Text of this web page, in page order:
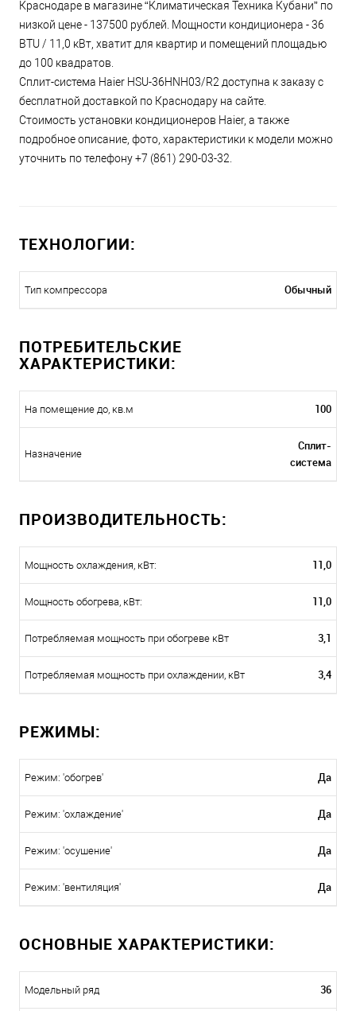
Краснодаре в магазине “Климатическая Техника Кубани” по
низкой цене - 137500 рублей. Мощности кондиционера - 36
BTU / 11,0 кВт, хватит для квартир и помещений площадью
до 100 квадратов.
Сплит-система Haier HSU-36HNH03/R2 доступна к заказу с
бесплатной доставкой по Краснодару на сайте.
Стоимость установки кондиционеров Haier, а также
подробное описание, фото, характеристики к модели можно
уточнить по телефону +7 (861) 290-03-32.
ТЕХНОЛОГИИ:
Тип компрессора Обычный
ПОТРЕБИТЕЛЬСКИЕ
ХАРАКТЕРИСТИКИ:
На помещение до, кв.м 100
Назначение
Сплит-
система
ПРОИЗВОДИТЕЛЬНОСТЬ:
Мощность охлаждения, кВт: 11,0
Мощность обогрева, кВт: 11,0
Потребляемая мощность при обогреве кВт 3,1
Потребляемая мощность при охлаждении, кВт 3,4
РЕЖИМЫ:
Режим: 'обогрев' Да
Режим: 'охлаждение' Да
Режим: 'осушение' Да
Режим: 'вентиляция' Да
ОСНОВНЫЕ ХАРАКТЕРИСТИКИ:
Модельный ряд 36